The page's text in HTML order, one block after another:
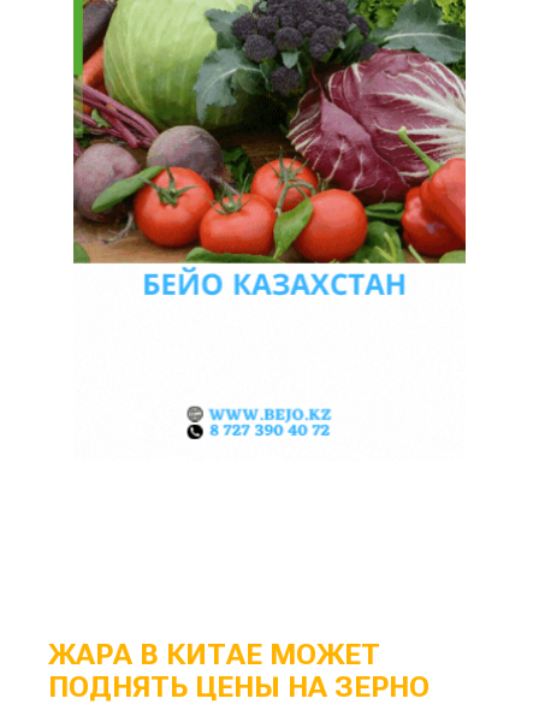
ЖАРА В КИТАЕ МОЖЕТ
ПОДНЯТЬ ЦЕНЫ НА ЗЕРНО